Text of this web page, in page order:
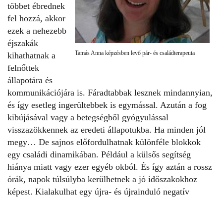
Tamás Anna képzésben levő pár- és családterapeuta
többet ébrednek
fel hozzá, akkor
ezek a nehezebb
éjszakák
kihathatnak a
felnőttek
állapotára és
kommunikációjára is. Fáradtabbak lesznek mindannyian,
és így esetleg ingerültebbek is egymással. Azután a fog
kibújásával vagy a betegségből gyógyulással
visszazökkennek az eredeti állapotukba. Ha minden jól
megy… De sajnos előfordulhatnak különféle blokkok
egy családi dinamikában. Például a külsős segítség
hiánya miatt vagy ezer egyéb okból. És így aztán a rossz
órák, napok túlsúlyba kerülhetnek a jó időszakokhoz
képest. Kialakulhat egy újra- és újrainduló negatív